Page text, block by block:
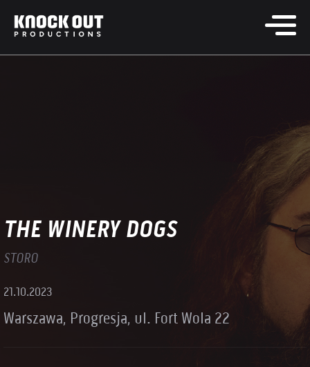
THE WINERY DOGS
STORO
21.10.2023
Warszawa, Progresja, ul. Fort Wola 22